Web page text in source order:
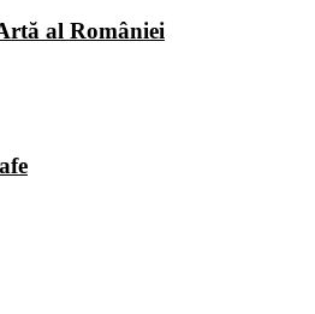
al României